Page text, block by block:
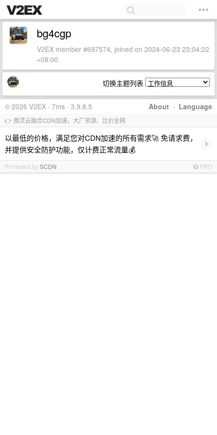
bg4cgp
V2EX member #697574, joined on 2024-06-23 23:04:22
+08:00
切换主题列表
About · Language
© 2026 V2EX · 7ms · 3.9.8.5
👉 图灵云融合CDN加速，大厂资源、比价全网
以最低的价格，满足您对CDN加速的所有需求🚀 免请求费，
并提供安全防护功能，仅计费正常流量💰
›
Promoted bySCDN PRO